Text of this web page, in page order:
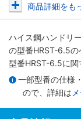
商品詳細をも
ハイス鋼ハンドリ
の型番HRST-6.5の
型番HRST-6.5に関
一部型番の仕様
ので、詳細は